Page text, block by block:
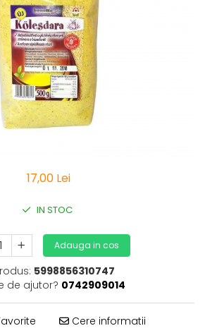
17,00 Lei
IN STOC
Adauga in cos
5998856310747
de ajutor? 0742909014
Cere informatii